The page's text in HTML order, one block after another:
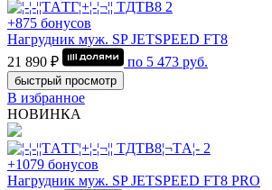
+875 бонусов
Нагрудник муж. SP JETSPEED FT8
21 890 ₽
по 5 473 руб.
быстрый просмотр
В избранное
НОВИНКА
+1079 бонусов
Нагрудник муж. SP JETSPEED FT8 PRO